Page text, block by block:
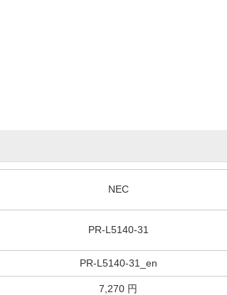
NEC
PR-L5140-31
PR-L5140-31_en
7,270 円